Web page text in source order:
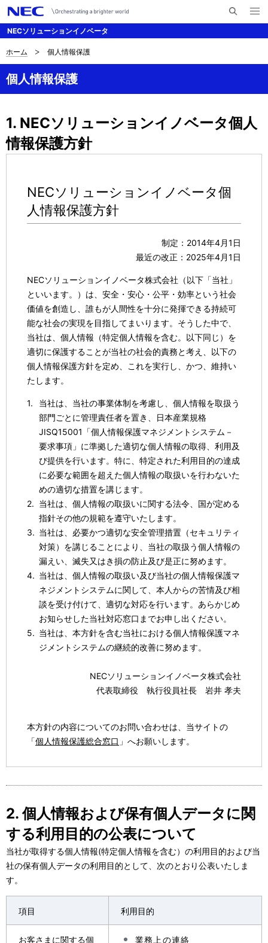
NECソリューションイノベータ
メ
ニ
ナ
ビ
ゲ
ー
シ
ョ
サ
イ
内
の
ホーム 個人情報保護
個人情報保護
1. NECソリューションイノベータ個人
情報保護方針
NECソリューションイノベータ個
人情報保護方針
制定：2014年4月1日
最近の改正：2025年4月1日
NECソリューションイノベータ株式会社（以下「当社」
といいます。）は、安全・安心・公平・効率という社会
価値を創造し、誰もが人間性を十分に発揮できる持続可
能な社会の実現を目指してまいります。そうした中で、
当社は、個人情報（特定個人情報を含む。以下同じ）を
適切に保護することが当社の社会的責務と考え、以下の
個人情報保護方針を定め、これを実行し、かつ、維持い
たします。
当社は、当社の事業体制を考慮し、個人情報を取扱う
部門ごとに管理責任者を置き、日本産業規格
JISQ15001「個人情報保護マネジメントシステム－
要求事項」に準拠した適切な個人情報の取得、利用及
び提供を行います。特に、特定された利用目的の達成
に必要な範囲を超えた個人情報の取扱いを行わないた
めの適切な措置を講じます。
当社は、個人情報の取扱いに関する法令、国が定める
指針その他の規範を遵守いたします。
当社は、必要かつ適切な安全管理措置（セキュリティ
対策）を講じることにより、当社の取扱う個人情報の
漏えい、滅失又はき損の防止及び是正に努めます。
当社は、個人情報の取扱い及び当社の個人情報保護マ
ネジメントシステムに関して、本人からの苦情及び相
談を受け付けて、適切な対応を行います。あらかじめ
お知らせした当社対応窓口までお申し出ください。
当社は、本方針を含む当社における個人情報保護マネ
ジメントシステムの継続的改善に努めます。
NECソリューションイノベータ株式会社
代表取締役 執行役員社長 岩井 孝夫
本方針の内容についてのお問い合わせは、当サイトの
「個人情報保護総合窓口 」へお願いします。
2. 個人情報および保有個人データに関
する利用目的の公表について
当社が取得する個人情報(特定個人情報を含む）の利用目的および当
社の保有個人データの利用目的として、次のとおり公表いたしま
す。
項目 利用目的
お客さまに関する個
業務上の連絡